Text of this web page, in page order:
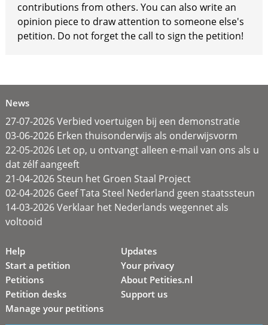
contributions from others. You can also write an
opinion piece to draw attention to someone else's
petition. Do not forget the call to sign the petition!
News
27-07-2026 Verbied voertuigen bij een demonstratie
03-06-2026 Erken thuisonderwijs als onderwijsvorm
22-05-2026 Let op, u ontvangt alleen e-mail van ons als u
dat zélf aangeeft
21-04-2026 Steun het Groen Staal Project
02-04-2026 Geef Tata Steel Nederland geen staatssteun
14-03-2026 Verklaar het Nederlands wegennet als
voltooid
Help
Start a petition
Petitions
Petition desks
Manage your petitions
Updates
Your privacy
About Petities.nl
Support us